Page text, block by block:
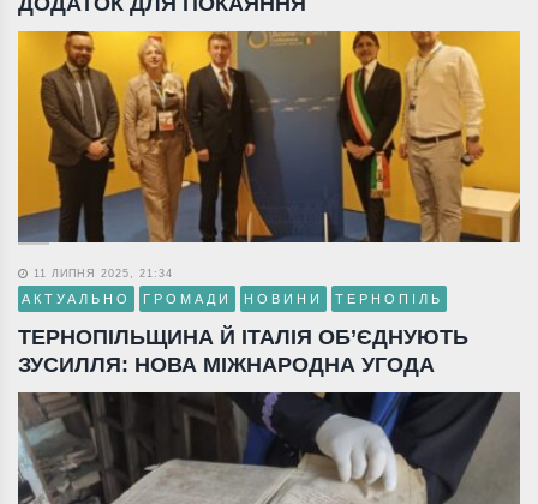
11 ЛИПНЯ 2025, 21:34
АКТУАЛЬНО ГРОМАДИ НОВИНИ ТЕРНОПІЛЬ
ТЕРНОПІЛЬЩИНА Й ІТАЛІЯ ОБ’ЄДНУЮТЬ
ЗУСИЛЛЯ: НОВА МІЖНАРОДНА УГОДА